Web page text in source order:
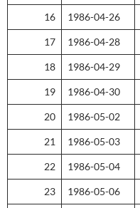
16 1986-04-26
17 1986-04-28
18 1986-04-29
19 1986-04-30
20 1986-05-02
21 1986-05-03
22 1986-05-04
23 1986-05-06